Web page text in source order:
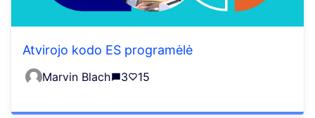
Atvirojo kodo ES programėlė
Marvin Blach 3 15